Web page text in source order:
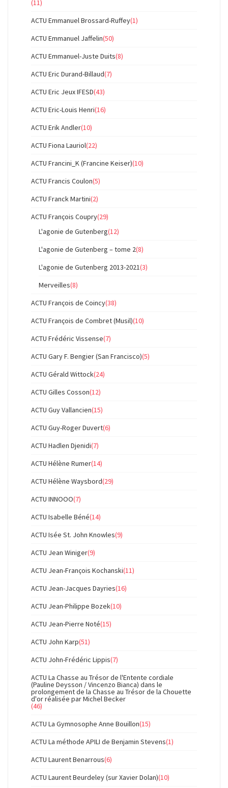
(11)
ACTU Emmanuel Brossard-Ruffey(1)
ACTU Emmanuel Jaffelin(50)
ACTU Emmanuel-Juste Duits(8)
ACTU Eric Durand-Billaud(7)
ACTU Eric Jeux IFESD(43)
ACTU Eric-Louis Henri(16)
ACTU Erik Andler(10)
ACTU Fiona Lauriol(22)
ACTU Francini_K (Francine Keiser)(10)
ACTU Francis Coulon(5)
ACTU Franck Martini(2)
ACTU François Coupry(29)
L'agonie de Gutenberg(12)
L'agonie de Gutenberg – tome 2(8)
L'agonie de Gutenberg 2013-2021(3)
Merveilles(8)
ACTU François de Coincy(38)
ACTU François de Combret (Musil)(10)
ACTU Frédéric Vissense(7)
ACTU Gary F. Bengier (San Francisco)(5)
ACTU Gérald Wittock(24)
ACTU Gilles Cosson(12)
ACTU Guy Vallancien(15)
ACTU Guy-Roger Duvert(6)
ACTU Hadlen Djenidi(7)
ACTU Hélène Rumer(14)
ACTU Hélène Waysbord(29)
ACTU INNOOO(7)
ACTU Isabelle Béné(14)
ACTU Isée St. John Knowles(9)
ACTU Jean Winiger(9)
ACTU Jean-François Kochanski(11)
ACTU Jean-Jacques Dayries(16)
ACTU Jean-Philippe Bozek(10)
ACTU Jean-Pierre Noté(15)
ACTU John Karp(51)
ACTU John-Frédéric Lippis(7)
ACTU La Chasse au Trésor de l'Entente cordiale
(Pauline Deysson / Vincenzo Bianca) dans le
prolongement de la Chasse au Trésor de la Chouette
d'or réalisée par Michel Becker
(46)
ACTU La Gymnosophe Anne Bouillon(15)
ACTU La méthode APILI de Benjamin Stevens(1)
ACTU Laurent Benarrous(6)
ACTU Laurent Beurdeley (sur Xavier Dolan)(10)